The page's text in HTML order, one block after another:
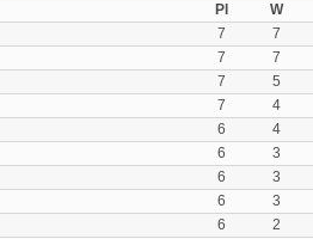
Pl W
7 7
7 7
7 5
7 4
6 4
6 3
6 3
6 3
6 2